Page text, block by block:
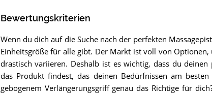
Bewertungskriterien
Wenn du dich auf die Suche nach der perfekten
Einheitsgröße für alle gibt. Der Markt ist voll von
drastisch variieren. Deshalb ist es wichtig, dass du
das Produkt findest, das deinen Bedürfnissen am
gebogenem Verlängerungsgriff genau das Richtige für